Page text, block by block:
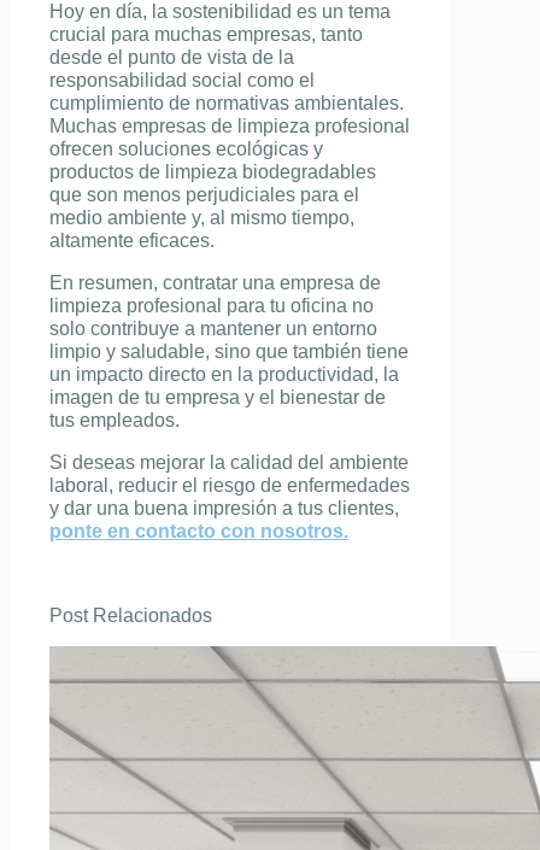
Hoy en día, la sostenibilidad es un tema
crucial para muchas empresas, tanto
desde el punto de vista de la
responsabilidad social como el
cumplimiento de normativas ambientales.
Muchas empresas de limpieza profesional
ofrecen soluciones ecológicas y
productos de limpieza biodegradables
que son menos perjudiciales para el
medio ambiente y, al mismo tiempo,
altamente eficaces.
En resumen, contratar una empresa de
limpieza profesional para tu oficina no
solo contribuye a mantener un entorno
limpio y saludable, sino que también tiene
un impacto directo en la productividad, la
imagen de tu empresa y el bienestar de
tus empleados.
Si deseas mejorar la calidad del ambiente
laboral, reducir el riesgo de enfermedades
y dar una buena impresión a tus clientes,
ponte en contacto con nosotros.
Post Relacionados